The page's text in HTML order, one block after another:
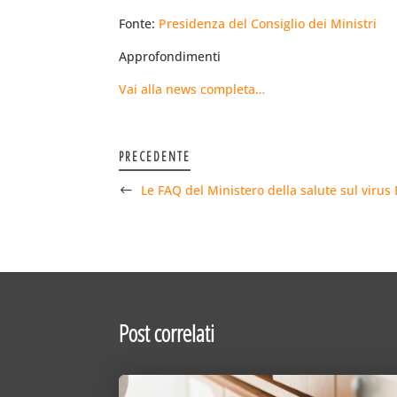
Fonte: Presidenza del Consiglio dei Ministri
Approfondimenti
Vai alla news completa…
PRECEDENTE
Le FAQ del Ministero della salute sul virus
Post correlati